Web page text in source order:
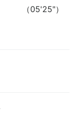
（05'25"）